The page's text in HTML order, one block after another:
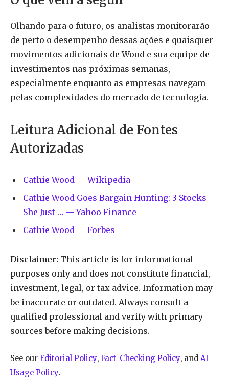
Olhando para o futuro, os analistas monitorarão
de perto o desempenho dessas ações e quaisquer
movimentos adicionais de Wood e sua equipe de
investimentos nas próximas semanas,
especialmente enquanto as empresas navegam
pelas complexidades do mercado de tecnologia.
Leitura Adicional de Fontes
Autorizadas
Cathie Wood — Wikipedia
Cathie Wood Goes Bargain Hunting: 3 Stocks
She Just … — Yahoo Finance
Cathie Wood — Forbes
Disclaimer: This article is for informational
purposes only and does not constitute financial,
investment, legal, or tax advice. Information may
be inaccurate or outdated. Always consult a
qualified professional and verify with primary
sources before making decisions.
See our Editorial Policy, Fact-Checking Policy, and AI
Usage Policy.